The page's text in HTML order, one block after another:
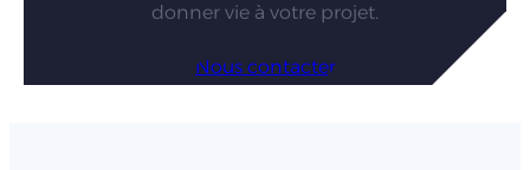
donner vie à votre projet.
Nous contacter